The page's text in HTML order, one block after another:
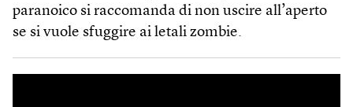
paranoico si raccomanda di non uscire all’aperto
se si vuole sfuggire ai letali zombie.